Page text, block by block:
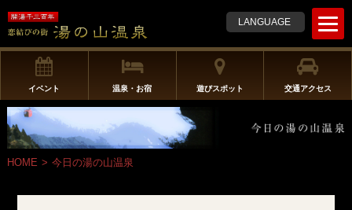
t
o
g
l
n
LANGUAGE
イベント 温泉・お宿 遊びスポット 交通アクセス
HOME > 今日の湯の山温泉